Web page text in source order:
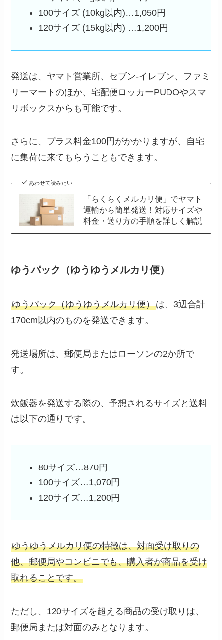
100サイズ (10kg以内)…1,050円
120サイズ (15kg以内) …1,200円
発送は、ヤマト営業所、セブン-イレブン、ファミ
リーマートのほか、宅配便ロッカーPUDOやスマ
リボックスからも可能です。
さらに、プラス料金100円がかかりますが、自宅
に集荷に来てもらうこともできます。
あわせて読みたい
「らくらくメルカリ便」でヤマト
運輸から簡単発送！対応サイズや
料金・送り方の手順を詳しく解説
ゆうパック（ゆうゆうメルカリ便）
ゆうパック（ゆうゆうメルカリ便）は、3辺合計
170cm以内のものを発送できます。
発送場所は、郵便局またはローソンの2か所で
す。
炊飯器を発送する際の、予想されるサイズと送料
は以下の通りです。
80サイズ…870円
100サイズ…1,070円
120サイズ…1,200円
ゆうゆうメルカリ便の特徴は、対面受け取りの
他、郵便局やコンビニでも、購入者が商品を受け
取れることです。
ただし、120サイズを超える商品の受け取りは、
郵便局または対面のみとなります。